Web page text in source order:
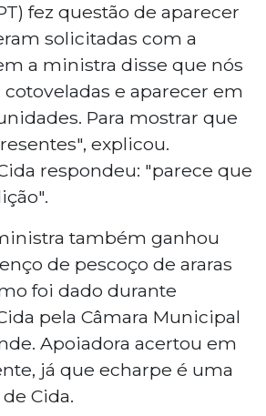
fez questão de aparecer
solicitadas com a
a ministra disse que nós
e aparecer em
Para mostrar que
explicou.
respondeu: "parece que
também ganhou
de pescoço de araras
foi dado durante
pela Câmara Municipal
Apoiadora acertou em
já que echarpe é uma
Cida.